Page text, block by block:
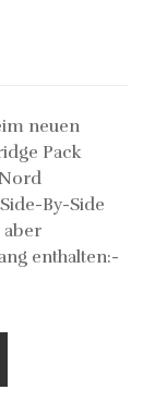
neuen
Pack
By-Side
enthalten:-